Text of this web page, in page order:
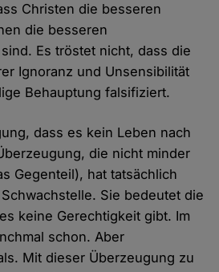
Christen die besseren
die besseren
Es tröstet nicht, dass die
Ignoranz und Unsensibilität
Behauptung falsifiziert.
dass es kein Leben nach
die nicht minder
Gegenteil), hat tatsächlich
Sie bedeutet die
keine Gerechtigkeit gibt. Im
schon. Aber
Mit dieser Überzeugung zu